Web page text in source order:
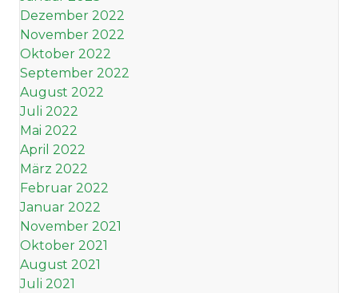
Dezember 2022
November 2022
Oktober 2022
September 2022
August 2022
Juli 2022
Mai 2022
April 2022
März 2022
Februar 2022
Januar 2022
November 2021
Oktober 2021
August 2021
Juli 2021